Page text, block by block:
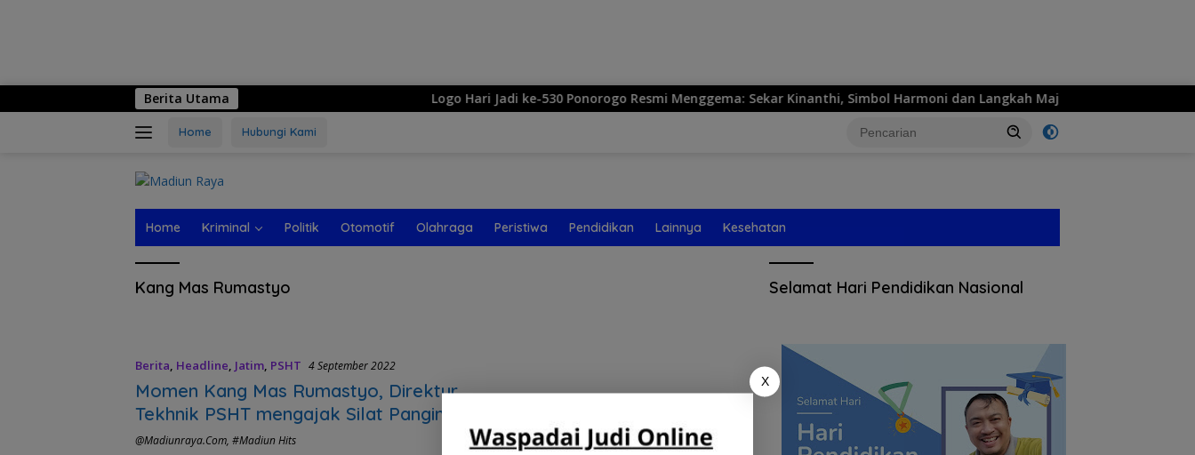
Berita Utama Logo Hari Jadi ke-530 Ponorogo Resmi Menggema: Sekar Kinanthi, Simbol Harmoni dan Langkah Maju
Home Hubungi Kami
Home Kriminal Politik Otomotif Olahraga Peristiwa Pendidikan Lainnya Kesehatan
Kang Mas Rumastyo
Berita, Headline, Jatim, PSHT 4 September 2022
Momen Kang Mas Rumastyo, Direktur
Tekhnik PSHT mengajak Silat Pangima
TNI
@madiunraya.com, #Madiun Hits
Selamat Hari Pendidikan Nasional
X